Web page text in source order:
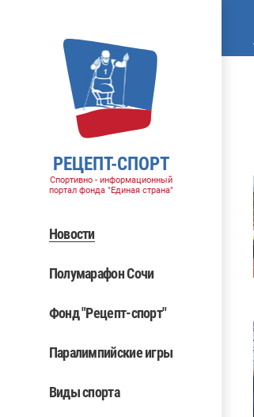
РЕЦЕПТ-СПОРТ
Спортивно - информационный
портал фонда "Единая страна"
Новости
Полумарафон Сочи
Фонд "Рецепт-спорт"
Паралимпийские игры
Виды спорта